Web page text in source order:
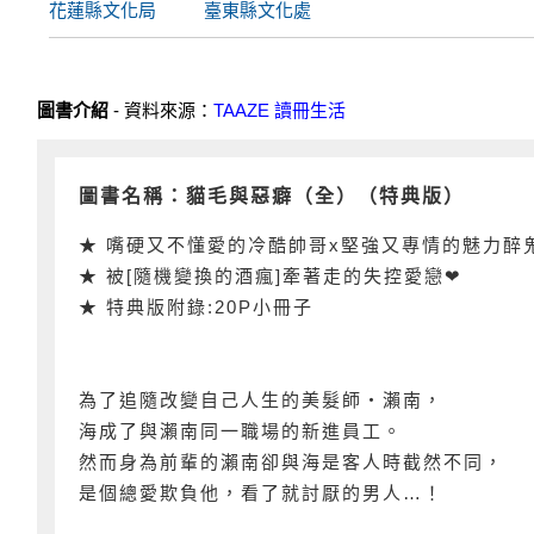
花蓮縣文化局 臺東縣文化處
圖書介紹 - 資料來源： TAAZE 讀冊生活
圖書名稱：貓毛與惡癖（全）（特典版）
★ 嘴硬又不懂愛的冷酷帥哥x堅強又專情的魅力醉
★ 被[隨機變換的酒瘋]牽著走的失控愛戀❤︎
★ 特典版附錄:20P小冊子
為了追隨改變自己人生的美髮師・瀨南，
海成了與瀨南同一職場的新進員工。
然而身為前輩的瀨南卻與海是客人時截然不同，
是個總愛欺負他，看了就討厭的男人…！